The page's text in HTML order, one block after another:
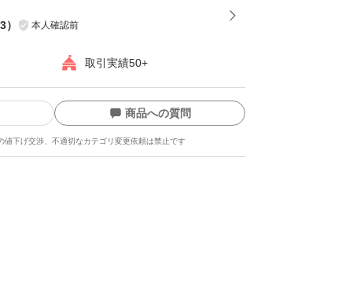
） 本人確認前
取引実績50+
商品への質問
値下げ交渉、不適切なカテゴリ変更依頼は禁止です